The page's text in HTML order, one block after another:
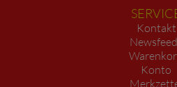
Kontakt
Konto